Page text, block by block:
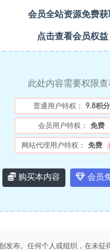
会员全站资源免费获
点击查看会员权益
此处内容需要权限查
普通用户特权： 9.8积分
会员用户特权： 免费
网站代理用户特权： 免费
购买本内容 会员
布。任何个人或组织，在未